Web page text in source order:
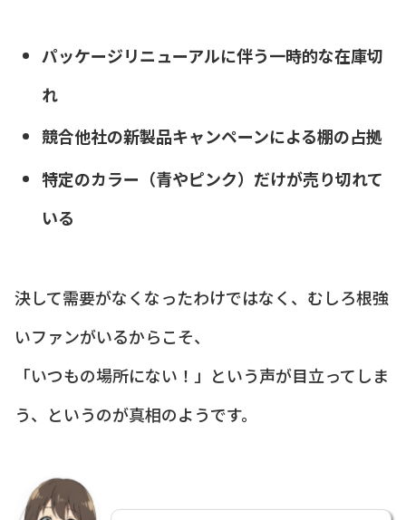
パッケージリニューアルに伴う一時的な在庫切
れ
競合他社の新製品キャンペーンによる棚の占拠
特定のカラー（青やピンク）だけが売り切れて
いる
決して需要がなくなったわけではなく、むしろ根強
いファンがいるからこそ、
「いつもの場所にない！」という声が目立ってしま
う、というのが真相のようです。